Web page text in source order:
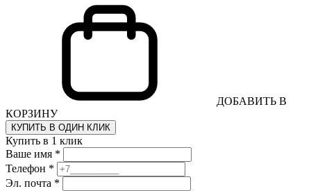
ДОБАВИТЬ В
КОРЗИНУ
КУПИТЬ В ОДИН КЛИК
Купить в 1 клик
Ваше имя *
Телефон *
Эл. почта *